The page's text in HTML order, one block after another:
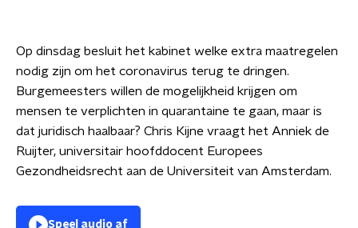
Op dinsdag besluit het kabinet welke extra maatregelen
nodig zijn om het coronavirus terug te dringen.
Burgemeesters willen de mogelijkheid krijgen om
mensen te verplichten in quarantaine te gaan, maar is
dat juridisch haalbaar? Chris Kijne vraagt het Anniek de
Ruijter, universitair hoofddocent Europees
Gezondheidsrecht aan de Universiteit van Amsterdam.
Speel audio af